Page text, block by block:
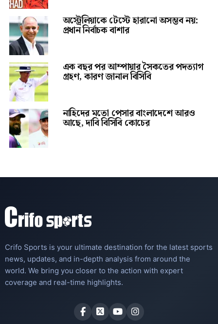
অস্ট্রেলিয়াকে টেস্টে হারানো অসম্ভব নয়:
প্রধান নির্বাচক বাশার
এক বছর পর আম্পায়ার সৈকতের পদত্যাগ
গ্রহণ, কারণ জানাল বিসিবি
নাহিদের মতো পেসার বাংলাদেশে আরও
আছে, দাবি বিসিবি কোচের
Crifo Sports is your ultimate destination for the latest sports
news, updates, and in-depth analysis from around the
world. We bring you closer to the action with expert
coverage and real-time highlights.